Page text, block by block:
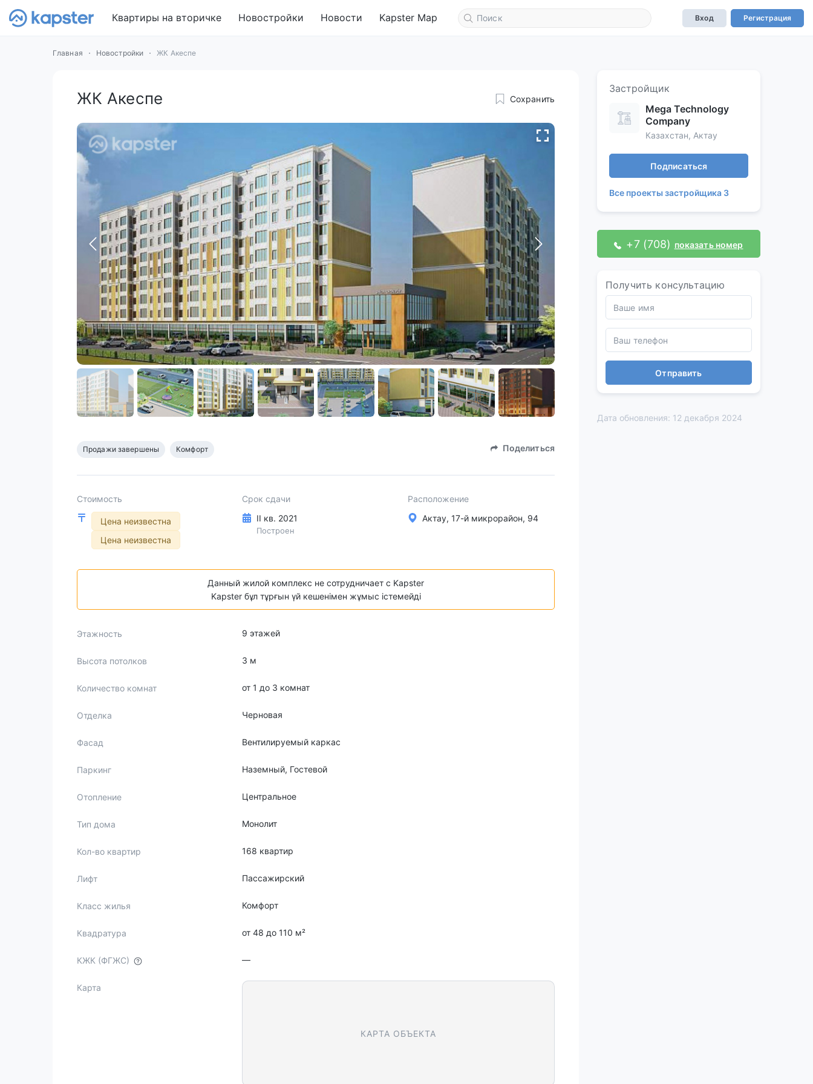
Квартиры на вторичке Новостройки Новости Kapster Map Вход Регистрация
Главная Новостройки ЖК Акеспе
ЖК Акеспе Сохранить
Продажи завершены Комфорт Поделиться
Стоимость
Цена неизвестна
Цена неизвестна
Срок сдачи
II кв. 2021
Построен
Расположение
Актау, 17-й микрорайон, 94
Данный жилой комплекс не сотрудничает с Kapster
Kapster бұл тұрғын үй кешенімен жұмыс істемейді
Этажность 9 этажей
Высота потолков 3 м
Количество комнат от 1 до 3 комнат
Отделка Черновая
Фасад Вентилируемый каркас
Паркинг Наземный, Гостевой
Отопление Центральное
Тип дома Монолит
Кол-во квартир 168 квартир
Лифт Пассажирский
Класс жилья Комфорт
Квадратура от 48 до 110 м²
КЖК (ФГЖС) —
Карта
КАРТА ОБЪЕКТА
Застройщик
Mega Technology
Company
Казахстан, Актау
Подписаться
Все проекты застройщика 3
+7 (708) показать номер
Получить консультацию
Отправить
Дата обновления: 12 декабря 2024